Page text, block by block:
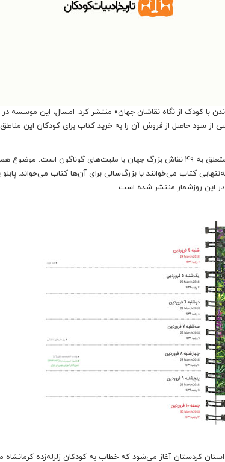
با کودک از نگاه نقاشان جهان» منتشر کرد. امسال، این موسسه در
از سود حاصل از فروش آن را به خرید کتاب برای کودکان این مناطق
در این روزشمار، ۵۳ تابلوی نقاشی با موضوع خواندن با کودک منتشر شده که متعلق به ۴۹ نقاش بزرگ جهان با ملیت‌های گوناگون است.
کتاب می‌خوانند یا بزرگ‌سالی برای آن‌ها کتاب می‌خواند. پابلو
این روزشمار منتشر شده است.
روستای ساتیاری استان کردستان آغاز می‌شود که خطاب به کودکان زلزله‌زده